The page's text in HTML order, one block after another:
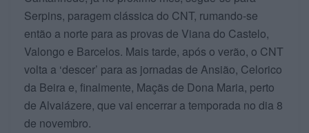
Serpins, paragem clássica do CNT, rumando-se
então a norte para as provas de Viana do Castelo,
Valongo e Barcelos. Mais tarde, após o verão, o CNT
volta a ‘descer’ para as jornadas de Ansião, Celorico
da Beira e, finalmente, Maçãs de Dona Maria, perto
de Alvaiázere, que vai encerrar a temporada no dia 8
de novembro.